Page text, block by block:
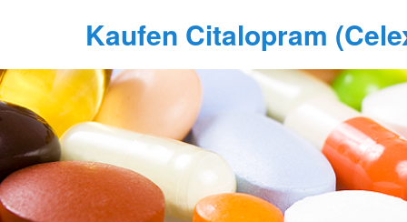
Kaufen Citalopram